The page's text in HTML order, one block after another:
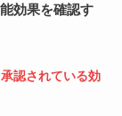
効果を確認す
認されている効